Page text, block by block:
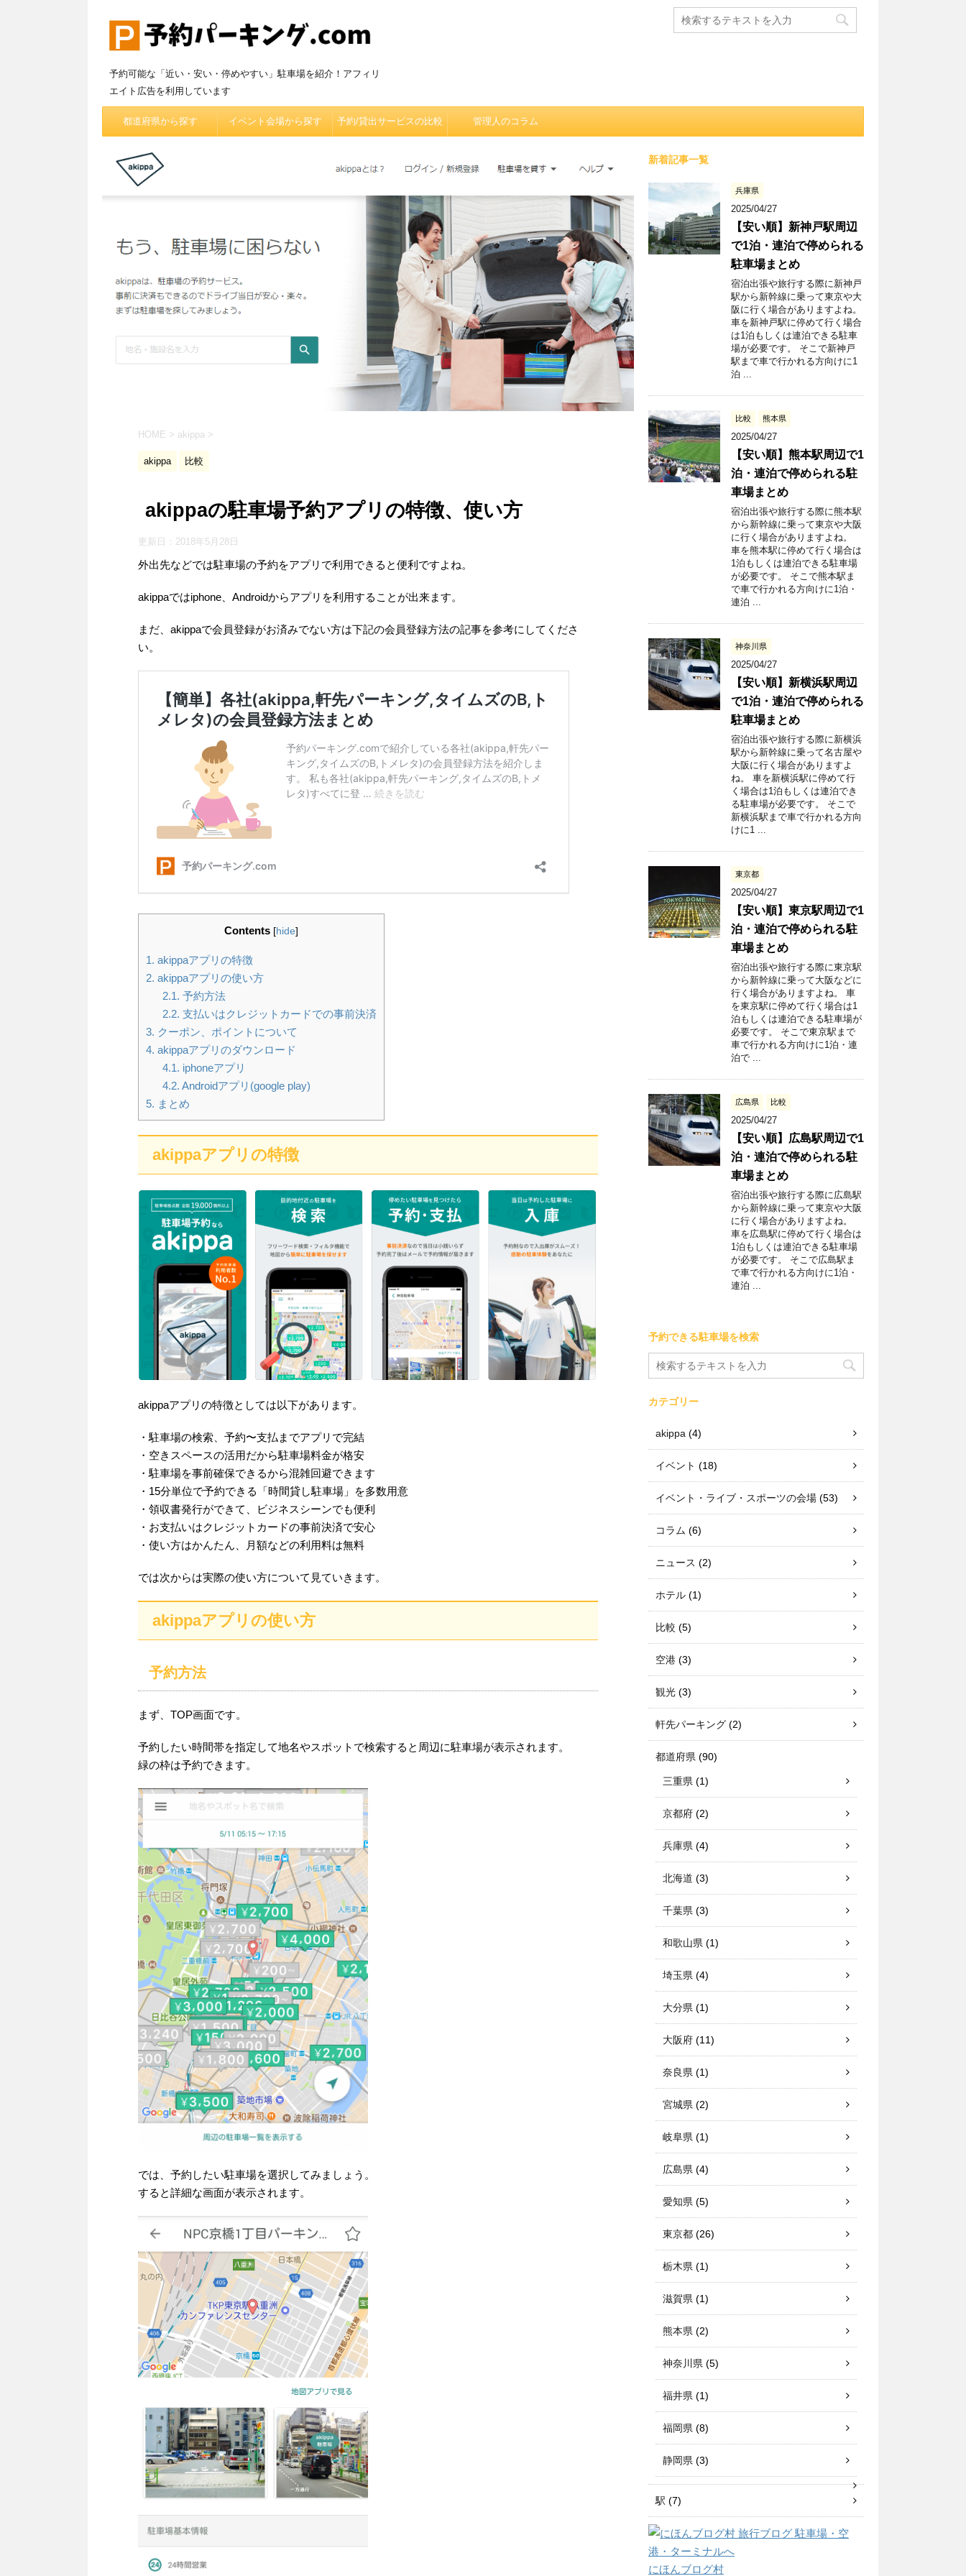
予約可能な「近い・安い・停めやすい」駐車場を紹介！アフィリ
エイト広告を利用しています
都道府県から探す イベント会場から探す 予約/貸出サービスの比較 管理人のコラム
HOME > akippa >
akippa 比較
akippaの駐車場予約アプリの特徴、使い方
更新日： 2018年5月28日
外出先などでは駐車場の予約をアプリで利用できると便利ですよね。
akippaではiphone、Androidからアプリを利用することが出来ます。
まだ、akippaで会員登録がお済みでない方は下記の会員登録方法の記事を参考にしてくださ
い。
Contents [hide]
1. akippaアプリの特徴
2. akippaアプリの使い方
2.1. 予約方法
2.2. 支払いはクレジットカードでの事前決済
3. クーポン、ポイントについて
4. akippaアプリのダウンロード
4.1. iphoneアプリ
4.2. Androidアプリ(google play)
5. まとめ
akippaアプリの特徴
akippaアプリの特徴としては以下があります。
・駐車場の検索、予約〜支払までアプリで完結
・空きスペースの活用だから駐車場料金が格安
・駐車場を事前確保できるから混雑回避できます
・15分単位で予約できる「時間貸し駐車場」を多数用意
・領収書発行ができて、ビジネスシーンでも便利
・お支払いはクレジットカードの事前決済で安心
・使い方はかんたん、月額などの利用料は無料
では次からは実際の使い方について見ていきます。
akippaアプリの使い方
予約方法
まず、TOP画面です。
予約したい時間帯を指定して地名やスポットで検索すると周辺に駐車場が表示されます。
緑の枠は予約できます。
では、予約したい駐車場を選択してみましょう。
すると詳細な画面が表示されます。
新着記事一覧
兵庫県
2025/04/27
【安い順】新神戸駅周辺
で1泊・連泊で停められる
駐車場まとめ
宿泊出張や旅行する際に新神戸
駅から新幹線に乗って東京や大
阪に行く場合がありますよね。
車を新神戸駅に停めて行く場合
は1泊もしくは連泊できる駐車
場が必要です。 そこで新神戸
駅まで車で行かれる方向けに1
泊 ...
比較 熊本県
2025/04/27
【安い順】熊本駅周辺で1
泊・連泊で停められる駐
車場まとめ
宿泊出張や旅行する際に熊本駅
から新幹線に乗って東京や大阪
に行く場合がありますよね。
車を熊本駅に停めて行く場合は
1泊もしくは連泊できる駐車場
が必要です。 そこで熊本駅ま
で車で行かれる方向けに1泊・
連泊 ...
神奈川県
2025/04/27
【安い順】新横浜駅周辺
で1泊・連泊で停められる
駐車場まとめ
宿泊出張や旅行する際に新横浜
駅から新幹線に乗って名古屋や
大阪に行く場合がありますよ
ね。 車を新横浜駅に停めて行
く場合は1泊もしくは連泊でき
る駐車場が必要です。 そこで
新横浜駅まで車で行かれる方向
けに1 ...
東京都
2025/04/27
【安い順】東京駅周辺で1
泊・連泊で停められる駐
車場まとめ
宿泊出張や旅行する際に東京駅
から新幹線に乗って大阪などに
行く場合がありますよね。 車
を東京駅に停めて行く場合は1
泊もしくは連泊できる駐車場が
必要です。 そこで東京駅まで
車で行かれる方向けに1泊・連
泊で ...
広島県 比較
2025/04/27
【安い順】広島駅周辺で1
泊・連泊で停められる駐
車場まとめ
宿泊出張や旅行する際に広島駅
から新幹線に乗って東京や大阪
に行く場合がありますよね。
車を広島駅に停めて行く場合は
1泊もしくは連泊できる駐車場
が必要です。 そこで広島駅ま
で車で行かれる方向けに1泊・
連泊 ...
予約できる駐車場を検索
カテゴリー
akippa (4)
イベント (18)
イベント・ライブ・スポーツの会場 (53)
コラム (6)
ニュース (2)
ホテル (1)
比較 (5)
空港 (3)
観光 (3)
軒先パーキング (2)
都道府県 (90)
三重県 (1)
京都府 (2)
兵庫県 (4)
北海道 (3)
千葉県 (3)
和歌山県 (1)
埼玉県 (4)
大分県 (1)
大阪府 (11)
奈良県 (1)
宮城県 (2)
岐阜県 (1)
広島県 (4)
愛知県 (5)
東京都 (26)
栃木県 (1)
滋賀県 (1)
熊本県 (2)
神奈川県 (5)
福井県 (1)
福岡県 (8)
静岡県 (3)
駅 (7)
にほんブログ村